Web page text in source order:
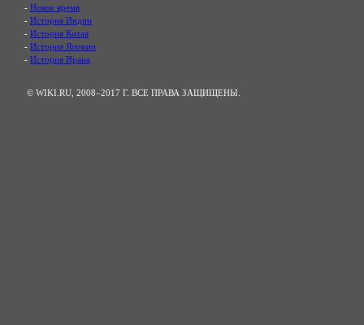
- Новое время
- История Индии
- История Китая
- История Японии
- История Ирана
© WIKI.RU, 2008–2017 Г. ВСЕ ПРАВА ЗАЩИЩЕНЫ.